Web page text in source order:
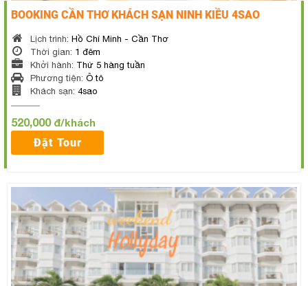
BOOKING CẦN THƠ KHÁCH SẠN NINH KIỀU 4SAO
Lịch trình: Hồ Chí Minh - Cần Thơ
Thời gian: 1 đêm
Khởi hành: Thứ 5 hàng tuần
Phương tiện: Ô tô
Khách sạn: 4sao
520,000 đ/khách
Đặt Tour